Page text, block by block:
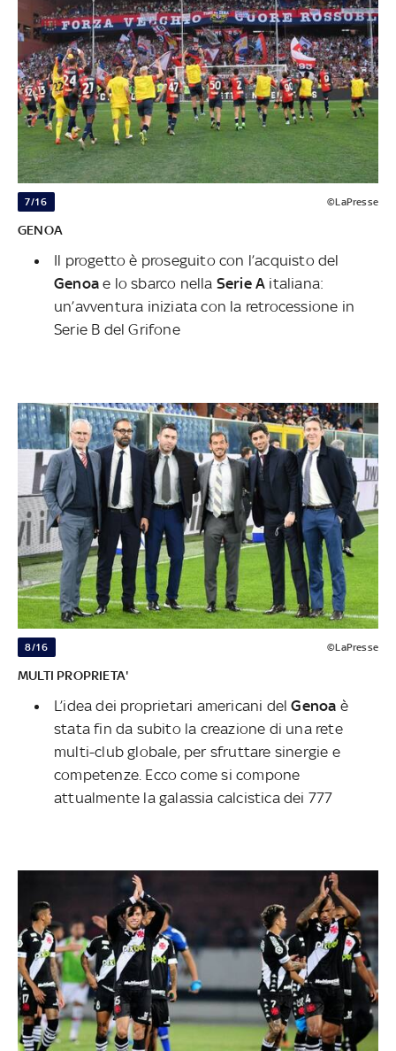
7/16 ©LaPresse
GENOA
Il progetto è proseguito con l’acquisto del
Genoae lo sbarco nella Serie A italiana:
un’avventura iniziata con la retrocessione in
Serie B del Grifone
8/16 ©LaPresse
MULTI PROPRIETA'
L’idea dei proprietari americani delGenoa è
stata fin da subito la creazione di una rete
multi-club globale, per sfruttare sinergie e
competenze. Ecco come si compone
attualmente la galassia calcistica dei 777